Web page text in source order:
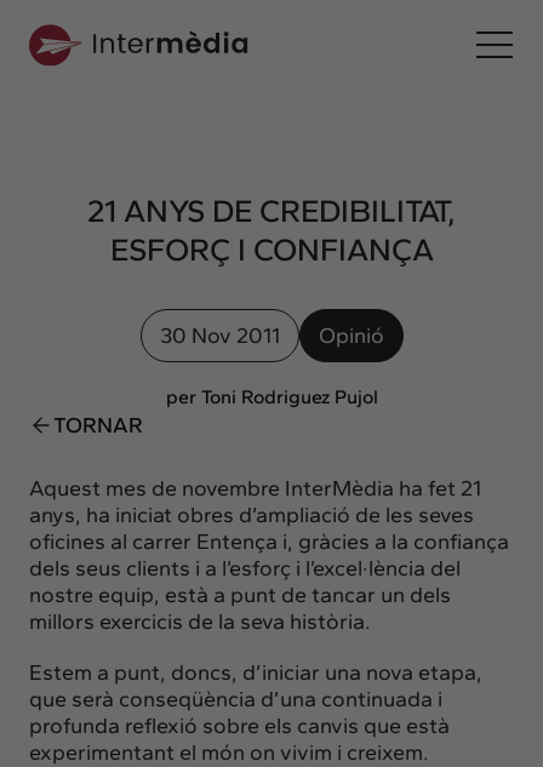
Interconnexió
Els nostres serveis
Interacció
Intermèdia
Confidencial
Interrelació
Clients
Insights
Actualitat
Intercanvi
Contacte
info@intermedia.cat +34 934 157 662
21 ANYS DE CREDIBILITAT,
ESFORÇ I CONFIANÇA
30 Nov 2011 Opinió
per Toni Rodriguez Pujol
TORNAR
Aquest mes de novembre InterMèdia ha fet 21
anys, ha iniciat obres d’ampliació de les seves
oficines al carrer Entença i, gràcies a la confiança
dels seus clients i a l’esforç i l’excel·lència del
nostre equip, està a punt de tancar un dels
millors exercicis de la seva història.
Estem a punt, doncs, d’iniciar una nova etapa,
que serà conseqüència d’una continuada i
profunda reflexió sobre els canvis que està
experimentant el món on vivim i creixem.